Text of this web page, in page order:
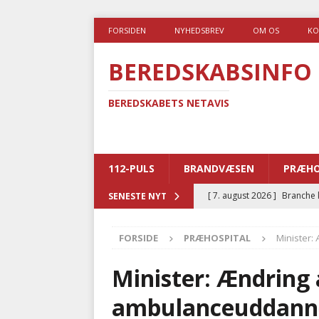
FORSIDEN NYHEDSBREV OM OS
BEREDSKABSINFO
BEREDSKABETS NETAVIS
112-PULS BRANDVÆSEN
SENESTE NYT [ 7. august 2026 ]
[ 6. august 2026 ]
BRANDVÆSEN
i det offentlige
FORSIDE PRÆHOSPITAL Minister:
Minister: Ændring